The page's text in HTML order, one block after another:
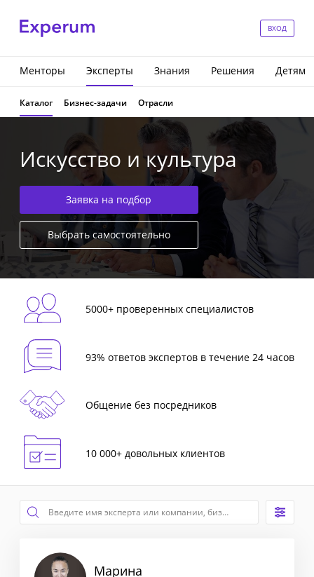
ВХОД
Менторы Эксперты Знания Решения Детям
Каталог Бизнес-задачи Отрасли
Искусство и культура
Заявка на подбор
Выбрать самостоятельно
5000+ проверенных специалистов
93% ответов экспертов в течение 24 часов
Общение без посредников
10 000+ довольных клиентов
Марина